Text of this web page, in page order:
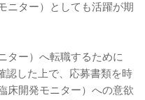
ニター）としても活躍が期
ター）へ転職するために
認した上で、応募書類を時
床開発モニター）への意欲